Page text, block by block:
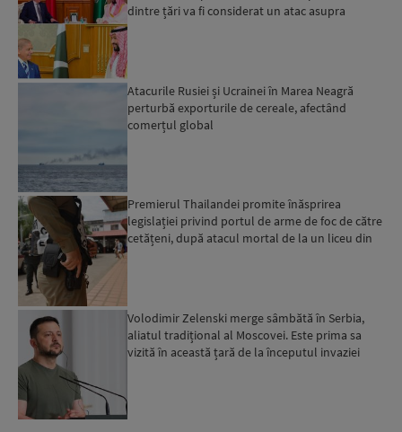
dintre țări va fi considerat un atac asupra
Atacurile Rusiei și Ucrainei în Marea Neagră
perturbă exporturile de cereale, afectând
comerțul global
Premierul Thailandei promite înăsprirea
legislației privind portul de arme de foc de către
cetățeni, după atacul mortal de la un liceu din
Volodimir Zelenski merge sâmbătă în Serbia,
aliatul tradițional al Moscovei. Este prima sa
vizită în această țară de la începutul invaziei